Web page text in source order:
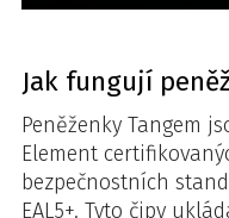
Jak fungují
Peněženky Tangem
Element
bezpečnostních
EAL5+. Tyto čipy